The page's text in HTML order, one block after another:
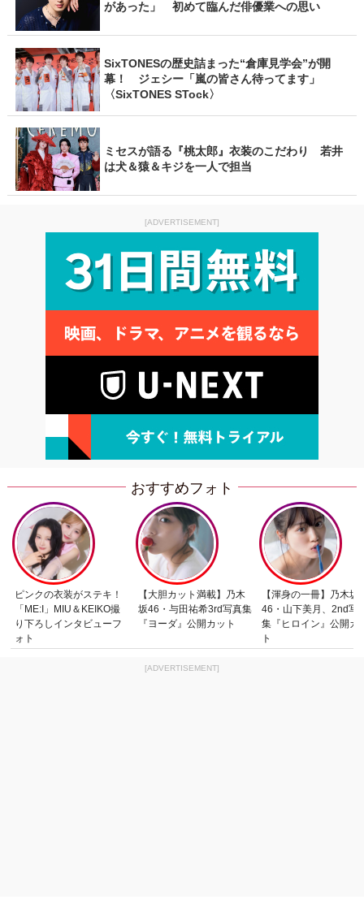
があった」 初めて臨んだ俳優業への思い
SixTONESの歴史詰まった“倉庫見学会”が開
幕！ ジェシー「嵐の皆さん待ってます」
〈SixTONES STock〉
ミセスが語る『桃太郎』衣装のこだわり 若井
は犬＆猿＆キジを一人で担当
[ADVERTISEMENT]
おすすめフォト
ピンクの衣装がステキ！
「ME:I」MIU＆KEIKO撮
り下ろしインタビューフ
ォト
【大胆カット満載】乃木
坂46・与田祐希3rd写真集
『ヨーダ』公開カット
【渾身の一冊】乃木坂
46・山下美月、2nd写
集『ヒロイン』公開カ
ト
[ADVERTISEMENT]